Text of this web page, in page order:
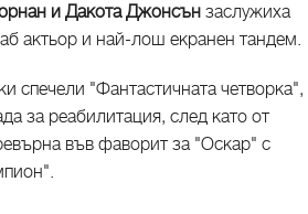
и Дакота Джонсън заслужиха
актьор и най-лош екранен тандем.
"Фантастичната четворка",
за реабилитация, след като от
във фаворит за "Оскар" с